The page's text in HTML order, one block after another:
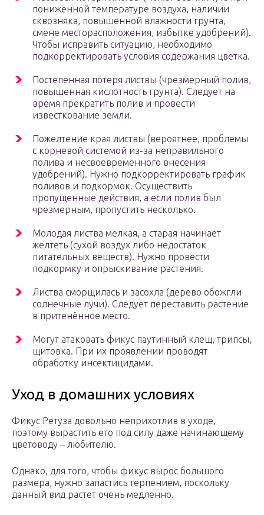
пониженной температуре воздуха, наличии
сквозняка, повышенной влажности грунта,
смене месторасположения, избытке удобрений).
Чтобы исправить ситуацию, необходимо
подкорректировать условия содержания цветка.
Постепенная потеря листвы (чрезмерный полив,
повышенная кислотность грунта). Следует на
время прекратить полив и провести
известкование земли.
Пожелтение края листвы (вероятнее, проблемы
с корневой системой из-за неправильного
полива и несвоевременного внесения
удобрений). Нужно подкорректировать график
поливов и подкормок. Осуществить
пропущенные действия, а если полив был
чрезмерным, пропустить несколько.
Молодая листва мелкая, а старая начинает
желтеть (сухой воздух либо недостаток
питательных веществ). Нужно провести
подкормку и опрыскивание растения.
Листва сморщилась и засохла (дерево обожгли
солнечные лучи). Следует переставить растение
в притенённое место.
Могут атаковать фикус паутинный клещ, трипсы,
щитовка. При их проявлении проводят
обработку инсектицидами.
Уход в домашних условиях
Фикус Ретуза довольно неприхотлив в уходе,
поэтому вырастить его под силу даже начинающему
цветоводу – любителю.
Однако, для того, чтобы фикус вырос большого
размера, нужно запастись терпением, поскольку
данный вид растет очень медленно.